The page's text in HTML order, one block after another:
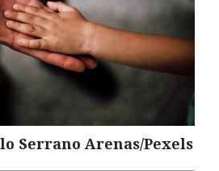
Serrano Arenas/Pexels